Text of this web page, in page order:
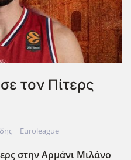
τον Πίτερς
| Euroleague
στην Αρμάνι Μιλάνο